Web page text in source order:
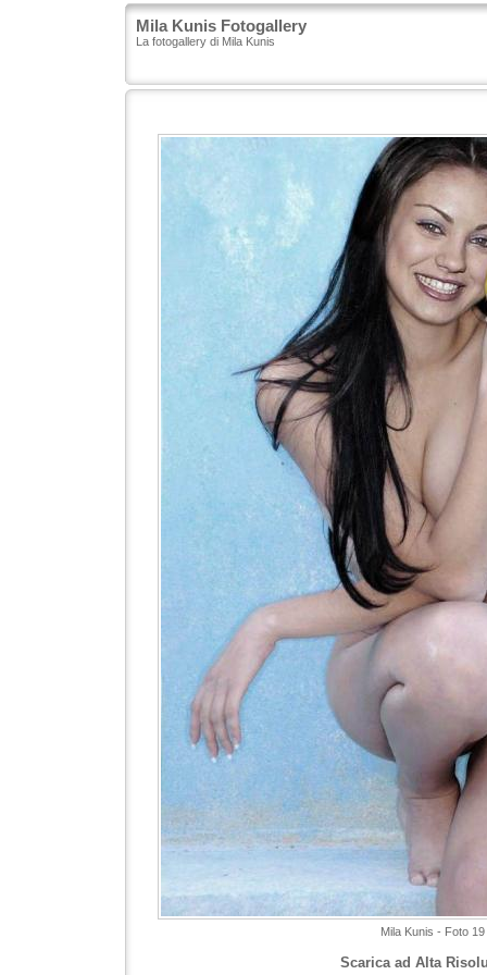
Mila Kunis Fotogallery
La fotogallery di Mila Kunis
Mila Kunis - Foto 19
Scarica ad Alta